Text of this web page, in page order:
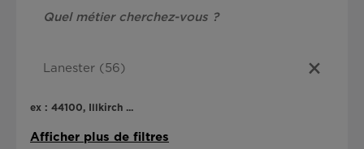
ex : 44100, Illkirch ...
Afficher plus de filtres